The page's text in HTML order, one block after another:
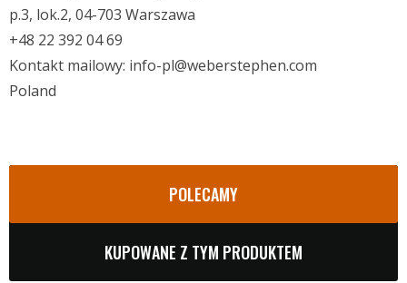
POLECAMY
KUPOWANE Z TYM PRODUKTEM
p.3, lok.2, 04-703 Warszawa
+48 22 392 04 69
Kontakt mailowy: info-pl@weberstephen.com
Poland